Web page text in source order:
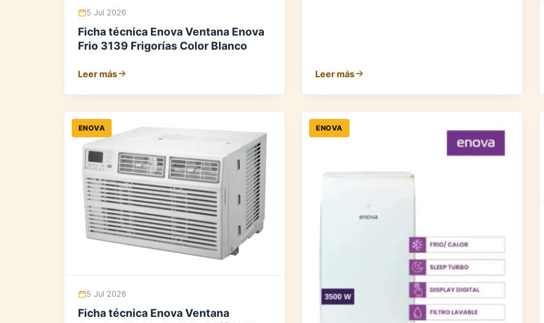
5 Jul 2026
Ficha técnica Enova Ventana Enova
Frio 3139 Frigorías Color Blanco
Leer más Leer más
ENOVA
5 Jul 2026
Ficha técnica Enova Ventana
ENOVA